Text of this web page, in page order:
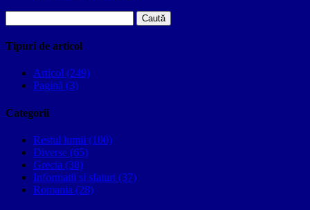
după:
Tipuri de articol
Articol (249)
Pagină (3)
Categorii
Restul lumii (100)
Diverse (65)
Grecia (38)
Informatii si sfaturi (37)
Romania (28)